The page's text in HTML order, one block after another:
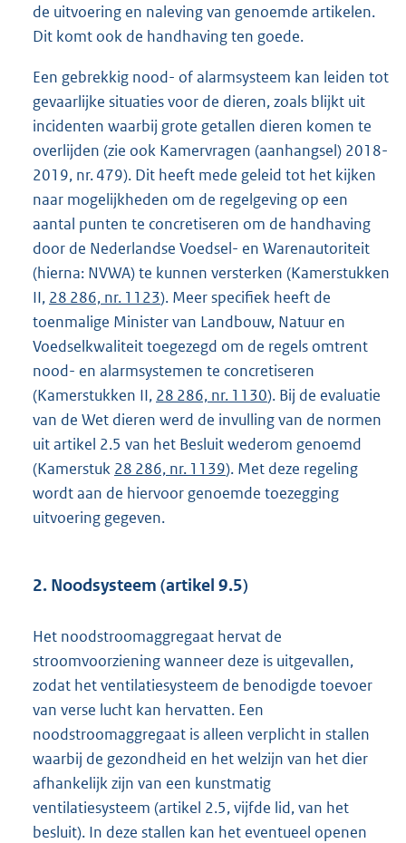
de uitvoering en naleving van genoemde artikelen.
Dit komt ook de handhaving ten goede.
Een gebrekkig nood- of alarmsysteem kan leiden tot
gevaarlijke situaties voor de dieren, zoals blijkt uit
incidenten waarbij grote getallen dieren komen te
overlijden (zie ook Kamervragen (aanhangsel) 2018-
2019, nr. 479). Dit heeft mede geleid tot het kijken
naar mogelijkheden om de regelgeving op een
aantal punten te concretiseren om de handhaving
door de Nederlandse Voedsel- en Warenautoriteit
(hierna: NVWA) te kunnen versterken (Kamerstukken
II, 28 286, nr. 1123). Meer specifiek heeft de
toenmalige Minister van Landbouw, Natuur en
Voedselkwaliteit toegezegd om de regels omtrent
nood- en alarmsystemen te concretiseren
(Kamerstukken II, 28 286, nr. 1130). Bij de evaluatie
van de Wet dieren werd de invulling van de normen
uit artikel 2.5 van het Besluit wederom genoemd
(Kamerstuk 28 286, nr. 1139). Met deze regeling
wordt aan de hiervoor genoemde toezegging
uitvoering gegeven.
2. Noodsysteem (artikel 9.5)
Het noodstroomaggregaat hervat de
stroomvoorziening wanneer deze is uitgevallen,
zodat het ventilatiesysteem de benodigde toevoer
van verse lucht kan hervatten. Een
noodstroomaggregaat is alleen verplicht in stallen
waarbij de gezondheid en het welzijn van het dier
afhankelijk zijn van een kunstmatig
ventilatiesysteem (artikel 2.5, vijfde lid, van het
besluit). In deze stallen kan het eventueel openen